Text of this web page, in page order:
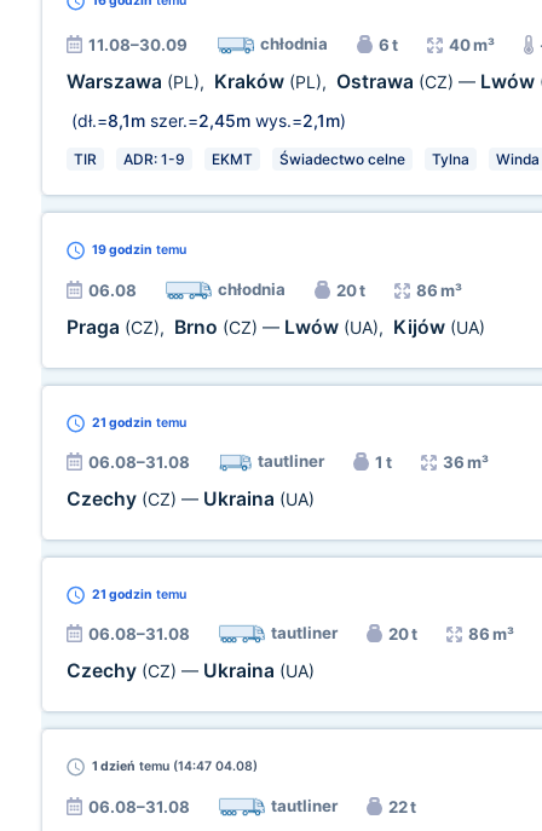
11.08–30.09 chłodnia 6 t 40 m³
Warszawa (PL), Kraków (PL), Ostrawa (CZ) — Lwów
(dł.=8,1m szer.=2,45m wys.=2,1m)
TIR ADR: 1-9 EKMT Świadectwo celne Tylna
19 godzin temu
06.08 chłodnia 20 t 86 m³
Praga (CZ), Brno (CZ) — Lwów (UA), Kijów (UA)
21 godzin temu
06.08–31.08 tautliner 1 t 36 m³
Czechy (CZ) — Ukraina (UA)
21 godzin temu
06.08–31.08 tautliner 20 t 86 m³
Czechy (CZ) — Ukraina (UA)
1 dzień temu (14:47 04.08)
06.08–31.08 tautliner 22 t